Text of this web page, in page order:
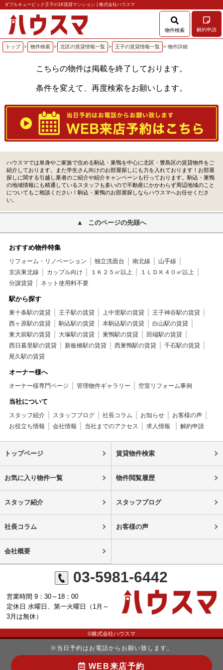
ダブルキュービック王子の1K賃貸マンション | 株式会社ハウスマ
物件検索 解約申請
トップ > 物件検索 > 北区の賃貸情報一覧 > 王子の賃貸情報一覧 > 物件詳細
こちらの物件は掲載を終了しております。
条件を変えて、再度検索をお願いします。
ハウスマでは単身やご家族で住める駒込・巣鴨を中心に北区・豊島区の賃貸物件をご
紹介しております。また学生さん向けのお部屋探しにも力を入れております！お部屋
探しに関する引越し業者のご紹介や紹介キャンペーンも行っております。駒込・巣鴨
の地域情報にも精通しているスタッフも多いので不動産にかかわらず周辺地域のこと
についてもご相談ください！駒込・巣鴨のお部屋探しならハウスマへお任せくださ
い。
このページの先頭へ
おすすめ物件特集
リフォーム・リノベーション 独立洗面台 南北線
山手線
京浜東北線
カップル向け １Ｋ２５㎡以上
１ＬＤＫ４０㎡以上
分譲賃貸
ネット使用料不要
駅から探す
東十条駅の賃貸 王子駅の賃貸 上中里駅の賃貸
王子神谷駅の賃貸
西ヶ原駅の賃貸
駒込駅の賃貸 本駒込駅の賃貸
白山駅の賃貸
東大前駅の賃貸
大塚駅の賃貸 巣鴨駅の賃貸
田端駅の賃貸
西日暮里駅の賃貸
新板橋駅の賃貸 西巣鴨駅の賃貸
千石駅の賃貸
尾久駅の賃貸
オーナー様へ
オーナー様専門ページ 管理物件ギャラリー 空室リフォーム事例
当社について
スタッフ紹介 スタッフブログ 社長コラム お知らせ
お客様の声
お役立ち情報
会社情報 当社までのアクセス 求人情報 解約申請
トップページ 賃貸物件検索
お気に入り物件一覧 物件閲覧履歴
スタッフ紹介 スタッフブログ
社長コラム お客様の声
会社概要
03-5981-6442
営業時間 9：30～18：00
定休日 水曜日、第一火曜日（1月～
3月は無休）
©株式会社ハウスマ
※当日予約はお電話からお願い致します。
WEB来店予約